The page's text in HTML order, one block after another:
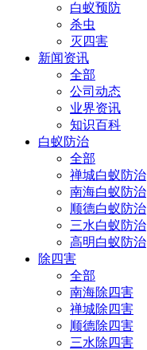
白蚁预防
杀虫
灭四害
新闻资讯
全部
公司动态
业界资讯
知识百科
白蚁防治
全部
禅城白蚁防治
南海白蚁防治
顺德白蚁防治
三水白蚁防治
高明白蚁防治
除四害
全部
南海除四害
禅城除四害
顺德除四害
三水除四害